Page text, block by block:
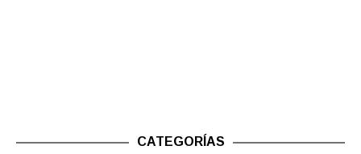
CATEGORÍAS